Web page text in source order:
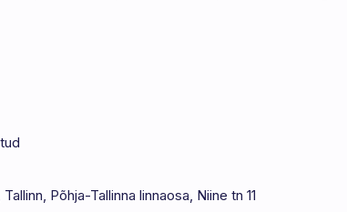
Põhja-Tallinna linnaosa, Niine tn 11